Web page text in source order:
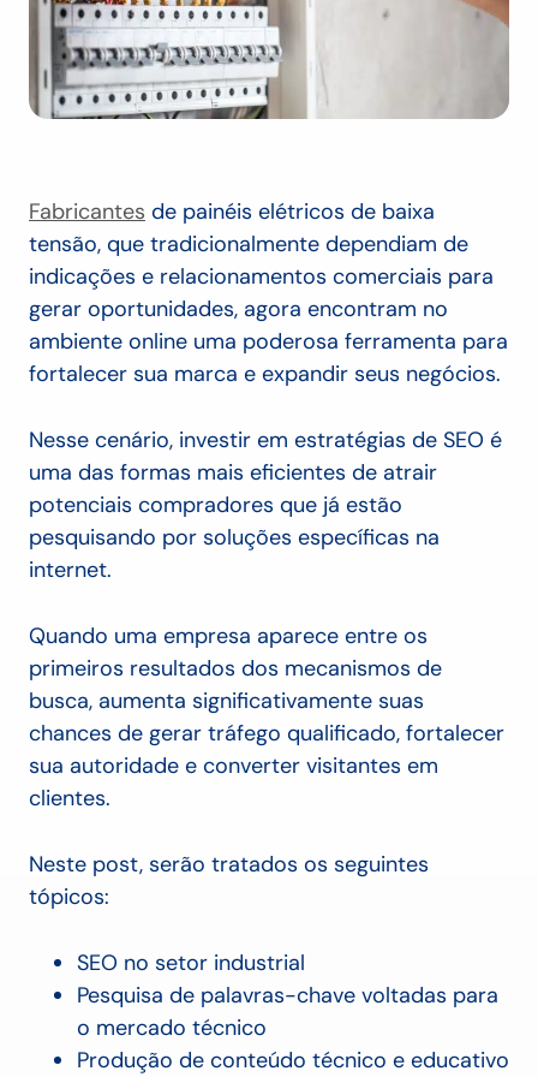
Fabricantes de painéis elétricos de baixa
tensão, que tradicionalmente dependiam de
indicações e relacionamentos comerciais para
gerar oportunidades, agora encontram no
ambiente online uma poderosa ferramenta para
fortalecer sua marca e expandir seus negócios.
Nesse cenário, investir em estratégias de SEO é
uma das formas mais eficientes de atrair
potenciais compradores que já estão
pesquisando por soluções específicas na
internet.
Quando uma empresa aparece entre os
primeiros resultados dos mecanismos de
busca, aumenta significativamente suas
chances de gerar tráfego qualificado, fortalecer
sua autoridade e converter visitantes em
clientes.
Neste post, serão tratados os seguintes
tópicos:
SEO no setor industrial
Pesquisa de palavras-chave voltadas para
o mercado técnico
Produção de conteúdo técnico e educativo